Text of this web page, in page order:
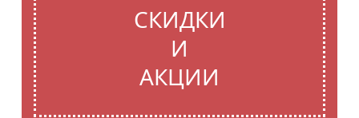
СКИДКИ
И
АКЦИИ